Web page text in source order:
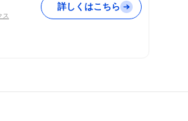
ス
詳しくはこちら